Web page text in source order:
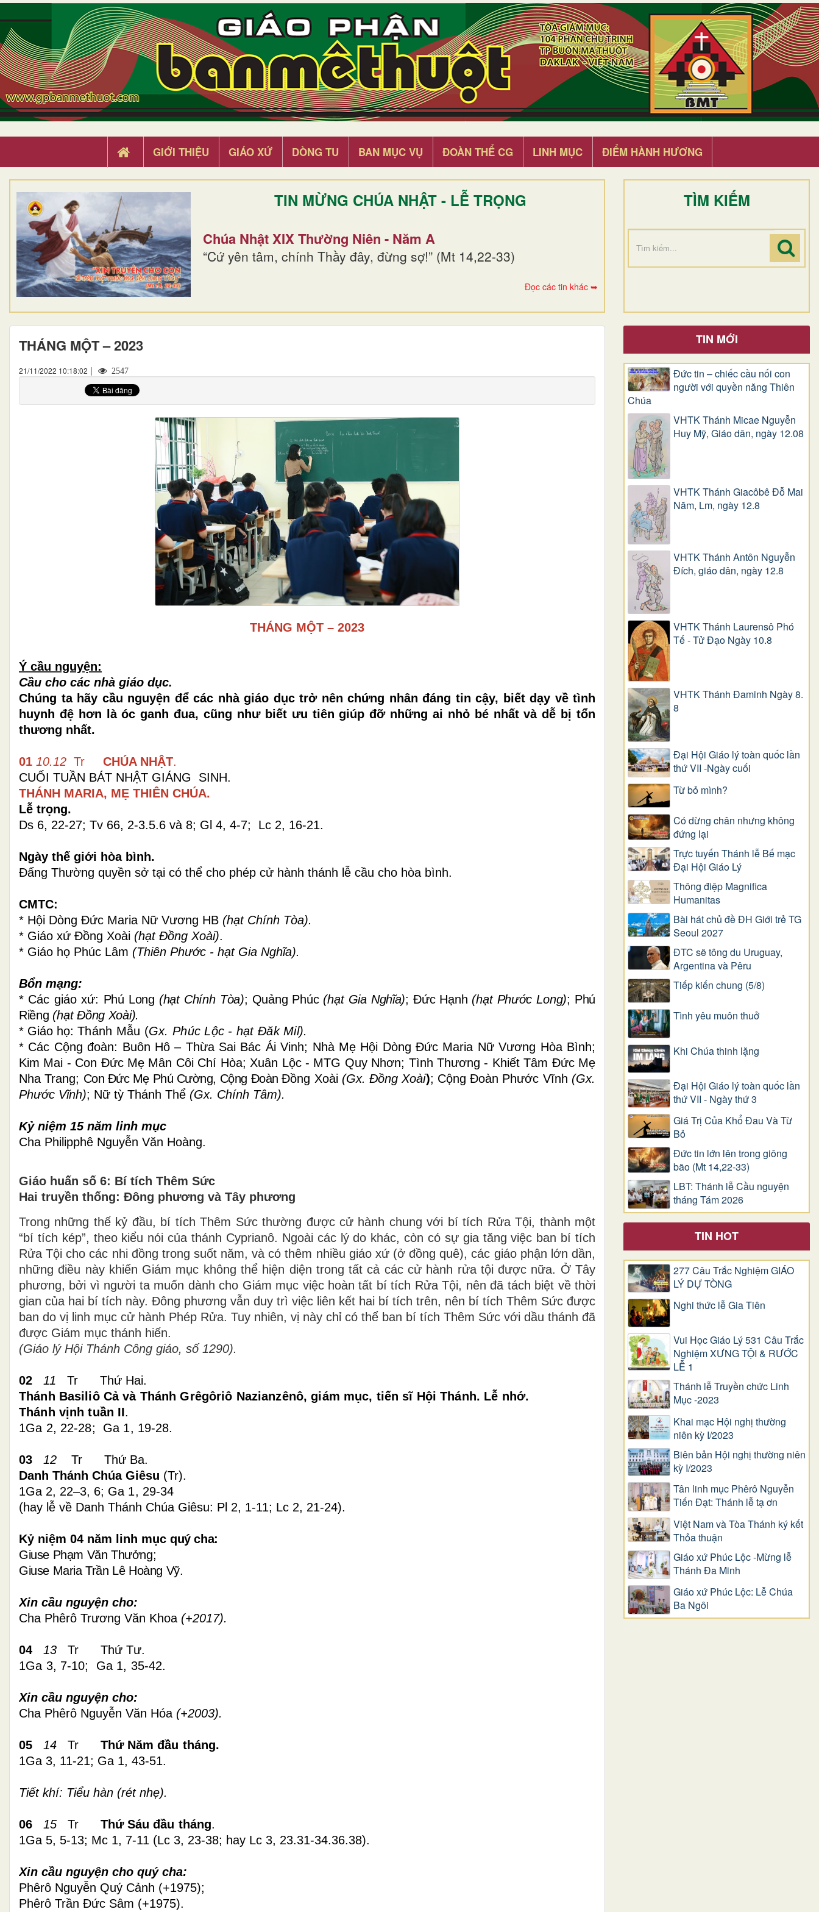
GIỚI THIỆU GIÁO XỨ DÒNG TU BAN MỤC VỤ ĐOÀN THỂ CG LINH MỤC ĐIỂM HÀNH HƯƠNG
TIN MỪNG CHÚA NHẬT - LỄ TRỌNG
Chúa Nhật XIX Thường Niên - Năm A
“Cứ yên tâm, chính Thầy đây, đừng sợ!” (Mt 14,22-33)
Đọc các tin khác ➥
TÌM KIẾM
THÁNG MỘT – 2023
21/11/2022 10:18:02 | 2547
THÁNG MỘT – 2023
Ý cầu nguyện:
Cầu cho các nhà giáo dục.
Chúng ta hãy cầu nguyện để các nhà giáo dục trở nên chứng nhân đáng tin cậy, biết dạy về tình
huynh đệ hơn là óc ganh đua, cũng như biết ưu tiên giúp đỡ những ai nhỏ bé nhất và dễ bị tổn
thương nhất.
01 10.12 Tr CHÚA NHẬT.
CUỐI TUẦN BÁT NHẬT GIÁNG SINH.
THÁNH MARIA, MẸ THIÊN CHÚA.
Lễ trọng.
Ds 6, 22-27; Tv 66, 2-3.5.6 và 8; Gl 4, 4-7; Lc 2, 16-21.
Ngày thế giới hòa bình.
Đấng Thường quyền sở tại có thể cho phép cử hành thánh lễ cầu cho hòa bình.
CMTC:
* Hội Dòng Đức Maria Nữ Vương HB (hạt Chính Tòa).
* Giáo xứ Đồng Xoài (hạt Đồng Xoài).
* Giáo họ Phúc Lâm (Thiên Phước - hạt Gia Nghĩa).
Bổn mạng:
* Các giáo xứ: Phú Long (hạt Chính Tòa); Quảng Phúc(hạt Gia Nghĩa); Đức Hạnh (hạt Phước Long); Phú
Riềng (hạt Đồng Xoài).
* Giáo họ: Thánh Mẫu (Gx. Phúc Lộc - hạt Đăk Mil).
* Các Cộng đoàn: Buôn Hô – Thừa Sai Bác Ái Vinh; Nhà Mẹ Hội Dòng Đức Maria Nữ Vương Hòa Bình;
Kim Mai - Con Đức Mẹ Mân Côi Chí Hòa; Xuân Lộc - MTG Quy Nhơn; Tình Thương - Khiết Tâm Đức Mẹ
Nha Trang; Con Đức Mẹ Phú Cường, Cộng ĐoànĐồng Xoài (Gx. Đồng Xoài); Cộng Đoàn Phước Vĩnh (Gx.
Phước Vĩnh); Nữ tỳ Thánh Thể (Gx. Chính Tâm).
Kỷ niệm 15 năm linh mục
Cha Philipphê Nguyễn Văn Hoàng.
Giáo huấn số 6: Bí tích Thêm Sức
Hai truyền thống: Đông phương và Tây phương
Trong những thế kỷ đầu, bí tích Thêm Sức thường được cử hành chung với bí tích Rửa Tội, thành một
“bí tích kép”, theo kiểu nói của thánh Cyprianô. Ngoài các lý do khác, còn có sự gia tăng việc ban bí tích
Rửa Tội cho các nhi đồng trong suốt năm, và có thêm nhiều giáo xứ (ở đồng quê), các giáo phận lớn dần,
những điều này khiến Giám mục không thể hiện diện trong tất cả các cử hành rửa tội được nữa. Ở Tây
phương, bởi vì người ta muốn dành cho Giám mục việc hoàn tất bí tích Rửa Tội, nên đã tách biệt về thời
gian của hai bí tích này. Đông phương vẫn duy trì việc liên kết hai bí tích trên, nên bí tích Thêm Sức được
ban do vị linh mục cử hành Phép Rửa. Tuy nhiên, vị này chỉ có thể ban bí tích Thêm Sức với dầu thánh đã
được Giám mục thánh hiến.
(Giáo lý Hội Thánh Công giáo, số 1290).
02 11 Tr Thứ Hai.
Thánh Basiliô Cả và Thánh Grêgôriô Nazianzênô, giám mục, tiến sĩ Hội Thánh. Lễ nhớ.
Thánh vịnh tuần II.
1Ga 2, 22-28; Ga 1, 19-28.
03 12
Tr Thứ Ba.
Danh Thánh Chúa Giêsu (Tr).
1Ga 2, 22–3, 6; Ga 1, 29-34
(hay lễ về Danh Thánh Chúa Giêsu: Pl 2, 1-11; Lc 2, 21-24).
Kỷ niệm 04 năm linh mục quý cha:
Giuse Phạm Văn Thưởng;
Giuse Maria Trần Lê Hoàng Vỹ.
Xin cầu nguyện cho:
Cha Phêrô Trương Văn Khoa (+2017).
04 13 Tr Thứ Tư.
1Ga 3, 7-10; Ga 1, 35-42.
Xin cầu nguyện cho:
Cha Phêrô Nguyễn Văn Hóa (+2003).
05 14 Tr Thứ Năm đầu tháng.
1Ga 3, 11-21; Ga 1, 43-51.
Tiết khí: Tiểu hàn (rét nhẹ).
06 15 Tr Thứ Sáu đầu tháng.
1Ga 5, 5-13; Mc 1, 7-11 (Lc 3, 23-38; hay Lc 3, 23.31-34.36.38).
Xin cầu nguyện cho quý cha:
Phêrô Nguyễn Quý Cảnh (+1975);
Phêrô Trần Đức Sâm (+1975).
TIN MỚI
Đức tin – chiếc cầu nối con
người với quyền năng Thiên
Chúa
VHTK Thánh Micae Nguyễn
Huy Mỹ, Giáo dân, ngày 12.08
VHTK Thánh Giacôbê Ðỗ Mai
Năm, Lm, ngày 12.8
VHTK Thánh Antôn Nguyễn
Ðích, giáo dân, ngày 12.8
VHTK Thánh Laurensô Phó
Tế - Tử Đạo Ngày 10.8
VHTK Thánh Đaminh Ngày 8.
8
Đại Hội Giáo lý toàn quốc lần
thứ VII -Ngày cuối
Từ bỏ mình?
Có dừng chân nhưng không
đứng lại
Trực tuyến Thánh lễ Bế mạc
Đại Hội Giáo Lý
Thông điệp Magnifica
Humanitas
Bài hát chủ đề ĐH Giới trẻ TG
Seoul 2027
ĐTC sẽ tông du Uruguay,
Argentina và Pêru
Tiếp kiến chung (5/8)
Tình yêu muôn thuở
Khi Chúa thinh lặng
Đại Hội Giáo lý toàn quốc lần
thứ VII - Ngày thứ 3
Giá Trị Của Khổ Ðau Và Từ
Bỏ
Đức tin lớn lên trong giông
bão (Mt 14,22-33)
LBT: Thánh lễ Cầu nguyện
tháng Tám 2026
TIN HOT
277 Câu Trắc Nghiệm GIÁO
LÝ DỰ TÒNG
Nghi thức lễ Gia Tiên
Vui Học Giáo Lý 531 Câu Trắc
Nghiệm XƯNG TỘI & RƯỚC
LỄ 1
Thánh lễ Truyền chức Linh
Mục -2023
Khai mạc Hội nghị thường
niên kỳ I/2023
Biên bản Hội nghị thường niên
kỳ I/2023
Tân linh mục Phêrô Nguyễn
Tiến Đạt: Thánh lễ tạ ơn
Việt Nam và Tòa Thánh ký kết
Thỏa thuận
Giáo xứ Phúc Lộc -Mừng lễ
Thánh Đa Minh
Giáo xứ Phúc Lộc: Lễ Chúa
Ba Ngôi